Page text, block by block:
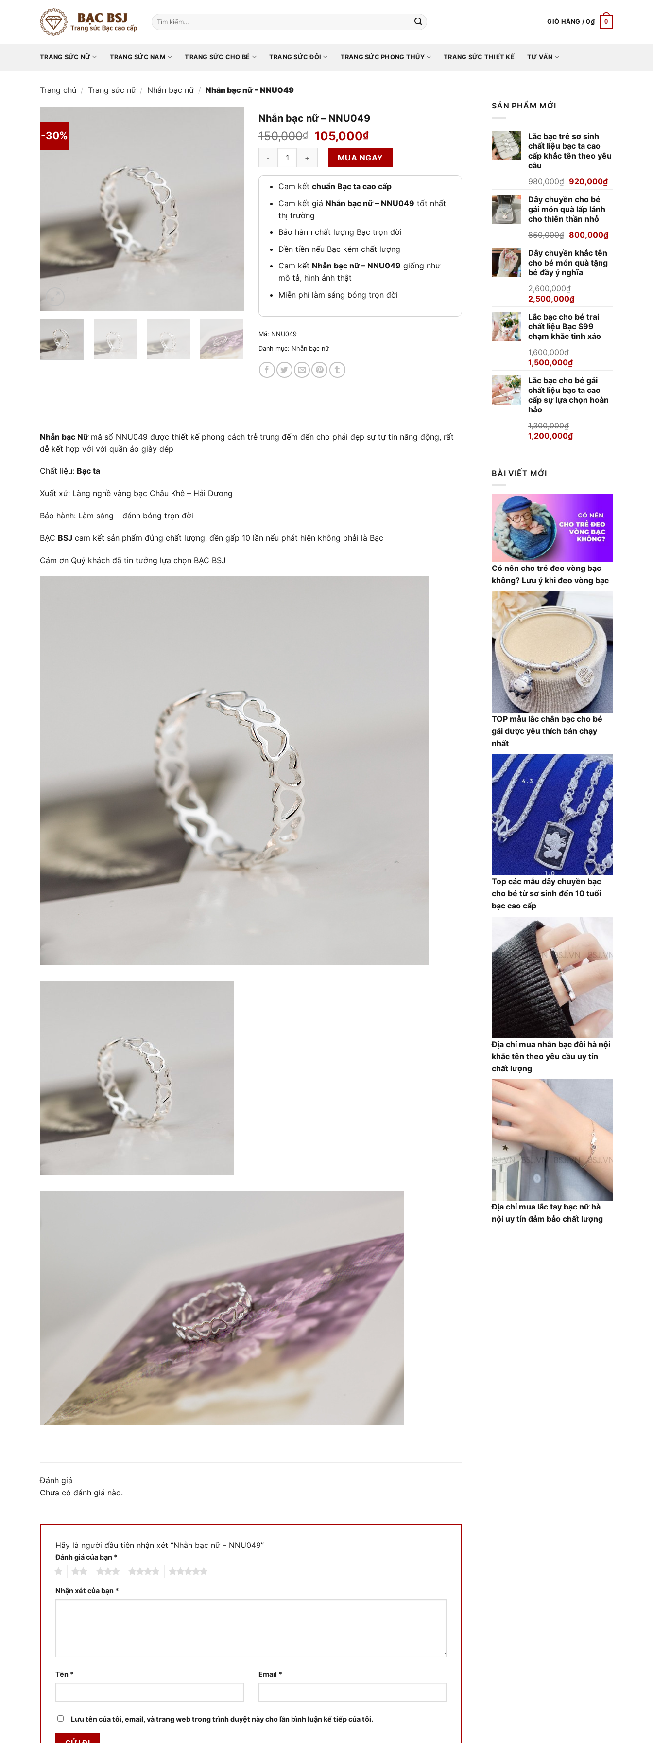
Tìm
kiếm:
GIỎ HÀNG /0₫ 0
TRANG SỨC NỮ TRANG SỨC NAM TRANG SỨC CHO BÉ TRANG SỨC ĐÔI TRANG SỨC PHONG THỦY TRANG SỨC THIẾT KẾ TƯ VẤN
Trang chủ / Trang sức nữ / Nhẫn bạc nữ / Nhẫn bạc nữ – NNU049
SẢN PHẨM MỚI
Lắc bạc trẻ sơ sinh
chất liệu bạc ta cao
cấp khắc tên theo yêu
cầu
980,000₫ Giá
là:
980,000₫.
920,000₫Giá
Dây chuyền cho bé
gái món quà lấp lánh
cho thiên thần nhỏ
850,000₫ Giá
là:
850,000₫.
800,000₫Giá
là:
Dây chuyền khắc tên
cho bé món quà tặng
bé đầy ý nghĩa
2,600,000₫
Giá
là:
2,600,000₫.
2,500,000₫Giá
tại
là:
2,500,000₫.
Lắc bạc cho bé trai
chất liệu Bạc S99
chạm khắc tinh xảo
1,600,000₫
Giá
là:
1,600,000₫.
1,500,000₫Giá
tại
là:
1,500,000₫.
Lắc bạc cho bé gái
chất liệu bạc ta cao
cấp sự lựa chọn hoàn
hảo
1,300,000₫
Giá
1,200,000₫Giá
BÀI VIẾT MỚI
Có nên cho trẻ đeo vòng bạc
không? Lưu ý khi đeo vòng bạc
TOP mẫu lắc chân bạc cho bé
gái được yêu thích bán chạy
nhất
Top các mẫu dây chuyền bạc
cho bé từ sơ sinh đến 10 tuổi
bạc cao cấp
Địa chỉ mua nhẫn bạc đôi hà nội
khắc tên theo yêu cầu uy tín
chất lượng
Địa chỉ mua lắc tay bạc nữ hà
nội uy tín đảm bảo chất lượng
-30%
Nhẫn bạc nữ – NNU049
150,000₫
Giá
gốc
150,000₫.
105,000₫Giá
hiện
tại
là:
105,000₫.
Nhẫn bạc nữ – NNU049 số lượng
MUA NGAY
Cam kếtchuẩn Bạc ta cao cấp
Cam kết giá Nhẫn bạc nữ – NNU049 tốt nhất
thị trường
Bảo hành chất lượng Bạc trọn đời
Đền tiền nếu Bạc kém chất lượng
Cam kết Nhẫn bạc nữ – NNU049 giống như
mô tả, hình ảnh thật
Miễn phí làm sáng bóng trọn đời
Mã: NNU049
Danh mục: Nhẫn bạc nữ
Nhẫn bạc Nữmã số NNU049 được thiết kế phong cách trẻ trung đếm đến cho phái đẹp sự tự tin năng động, rất
dễ kết hợp với với quần áo giày dép
Chất liệu: Bạc ta
Xuất xứ: Làng nghề vàng bạc Châu Khê – Hải Dương
Bảo hành: Làm sáng – đánh bóng trọn đời
BẠC BSJ cam kết sản phẩm đúng chất lượng, đền gấp 10 lần nếu phát hiện không phải là Bạc
Cảm ơn Quý khách đã tin tưởng lựa chọn BẠC BSJ
Đánh giá
Chưa có đánh giá nào.
Hãy là người đầu tiên nhận xét “Nhẫn bạc nữ – NNU049”
Đánh giá của bạn *
Nhận xét của bạn *
Tên * Email *
Lưu tên của tôi, email, và trang web trong trình duyệt này cho lần bình luận kế tiếp của tôi.